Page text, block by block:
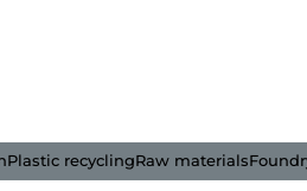
Plastic recyclingRaw materials